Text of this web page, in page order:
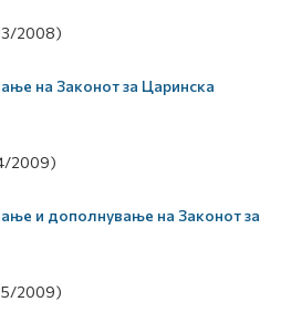
2008)
на Законот за Царинска
2009)
и дополнување на Законот за
2009)